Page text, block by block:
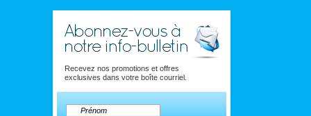
Recevez nos promotions et offres
exclusives dans votre boîte courriel.